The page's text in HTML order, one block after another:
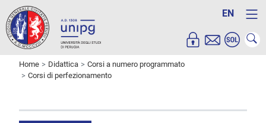
EN
Home Didattica
Corsi a numero programmato
Corsi di perfezionamento